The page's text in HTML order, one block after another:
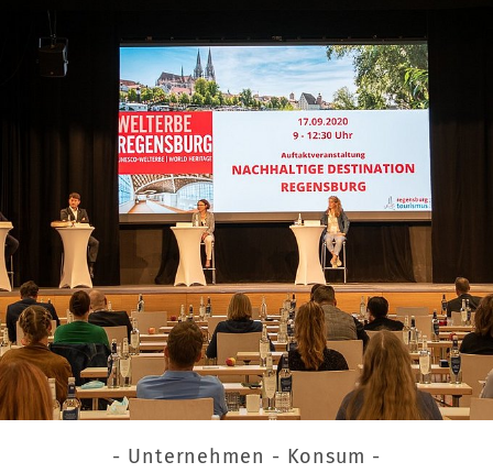
- Unternehmen - Konsum -